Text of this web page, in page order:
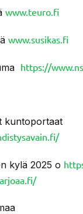
www.teuro.fi
www.susikas.fi
https://
kuntoportaat
kylä 2025 o